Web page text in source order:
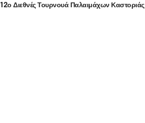
12ο Διεθνές Τουρνουά Παλαιμάχων Καστοριάς